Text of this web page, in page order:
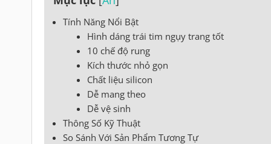
Tính Năng Nổi Bật
Hình dáng trái tim ngụy trang tốt
10 chế độ rung
Kích thước nhỏ gọn
Chất liệu silicon
Dễ mang theo
Dễ vệ sinh
Thông Số Kỹ Thuật
So Sánh Với Sản Phẩm Tương Tự